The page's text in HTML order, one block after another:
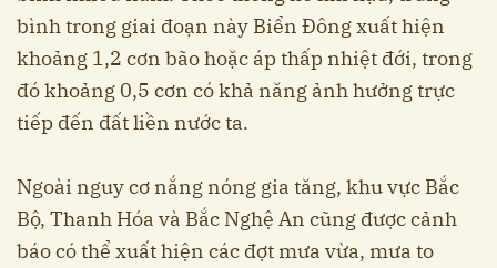
bình trong giai đoạn này Biển Đông xuất hiện
khoảng 1,2 cơn bão hoặc áp thấp nhiệt đới, trong
đó khoảng 0,5 cơn có khả năng ảnh hưởng trực
tiếp đến đất liền nước ta.
Ngoài nguy cơ nắng nóng gia tăng, khu vực Bắc
Bộ, Thanh Hóa và Bắc Nghệ An cũng được cảnh
báo có thể xuất hiện các đợt mưa vừa, mưa to